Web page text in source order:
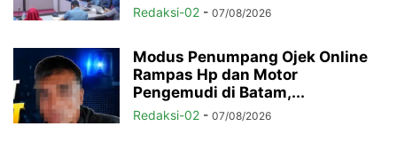
Redaksi-02 - 07/08/2026
Modus Penumpang Ojek Online
Rampas Hp dan Motor
Pengemudi di Batam,...
Redaksi-02 - 07/08/2026